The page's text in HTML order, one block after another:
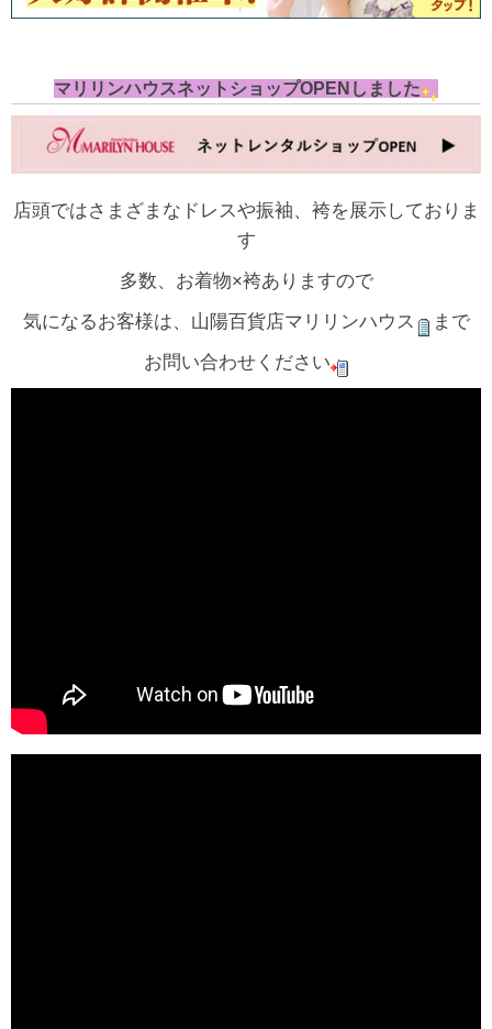
マリリンハウスネットショップOPENしました
店頭ではさまざまなドレスや振袖、袴を展示しておりま
す
多数、お着物×袴ありますので
気になるお客様は、山陽百貨店マリリンハウス
まで
お問い合わせください